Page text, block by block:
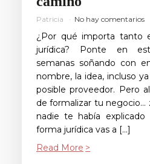
Patricia No hay comentarios
¿Por qué importa tanto
jurídica? Ponte en
semanas soñando con
nombre, la idea, incluso
posible proveedor. Pero
de formalizar tu negocio…
nadie te había explicado
forma jurídica vas a […]
Read More